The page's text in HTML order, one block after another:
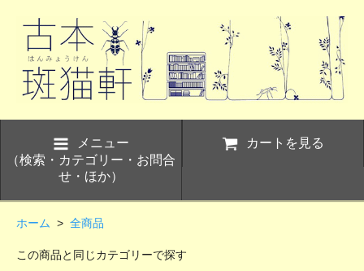
メニュー
（検索・カテゴリー・お問合
せ・ほか）
カートを見る
ホーム > 全商品
この商品と同じカテゴリーで探す